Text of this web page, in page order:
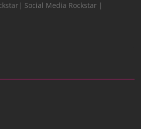
Social Media Rockstar |